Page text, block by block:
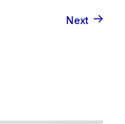
Next